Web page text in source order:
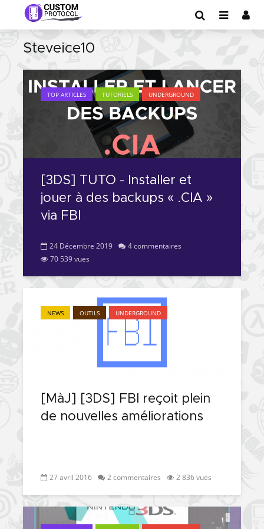
Steveice10
TOP ARTICLES TUTORIELS UNDERGROUND
[3DS] TUTO - Installer et
jouer à des backups « .CIA »
via FBI
24 Décembre 2019
4 commentaires
70 539 vues
NEWS OUTILS UNDERGROUND
[MàJ] [3DS] FBI reçoit plein
de nouvelles améliorations
27 avril 2016 2 commentaires 2 836 vues